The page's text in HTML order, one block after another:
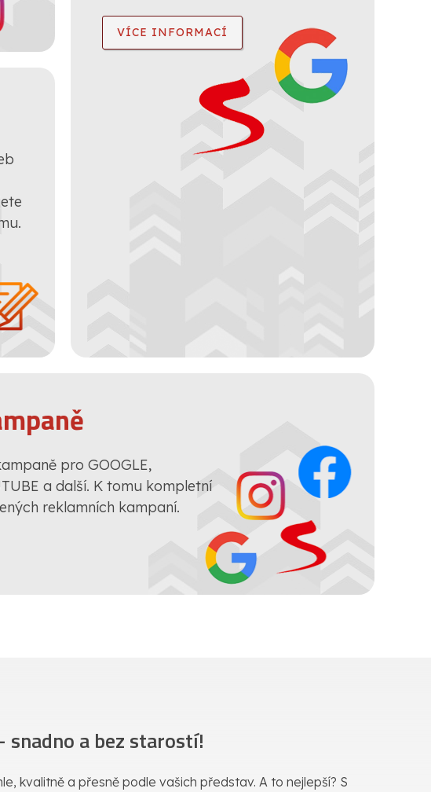
pro GOOGLE,
a další. K tomu kompletní
reklamních kampaní.
VÍCE INFORMACÍ
a bez starostí!
kvalitně a přesně podle vašich představ. A to nejlepší? S